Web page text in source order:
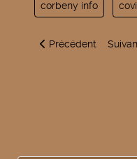
corbeny info
Article précédent :
Précédent